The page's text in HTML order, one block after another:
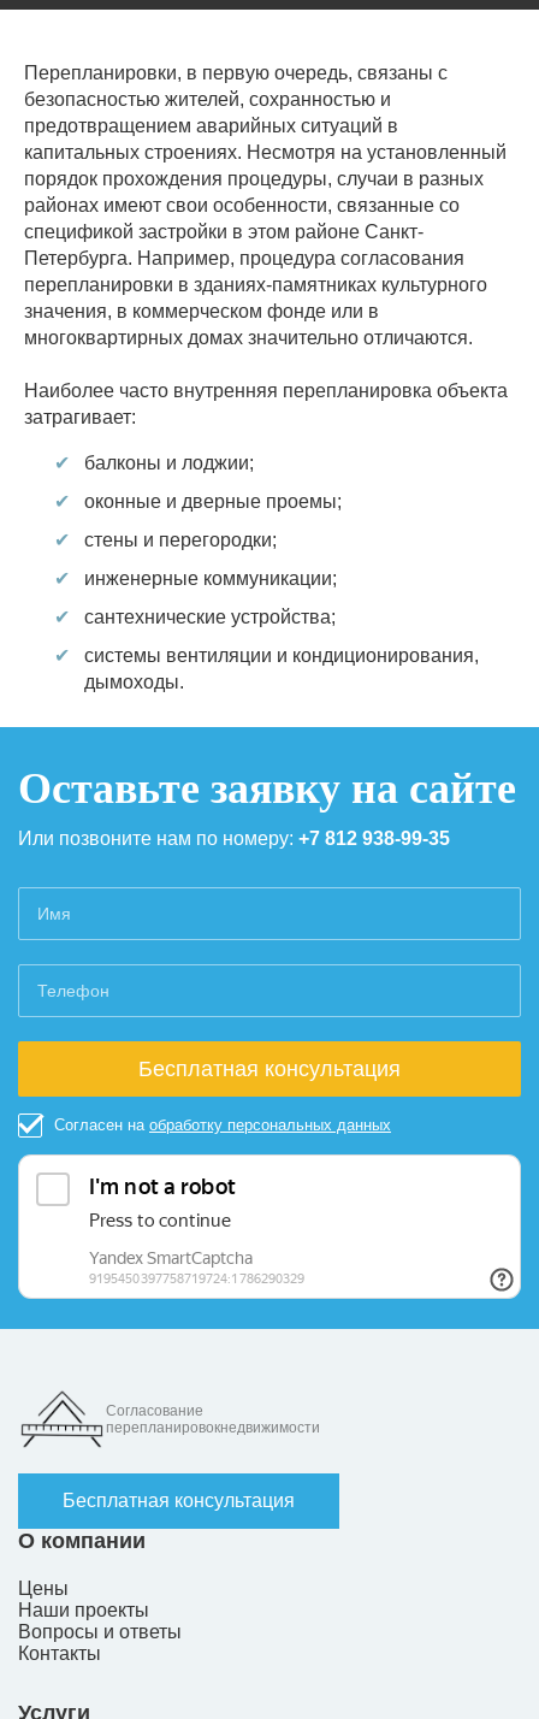
Перепланировки, в первую очередь, связаны с
безопасностью жителей, сохранностью и
предотвращением аварийных ситуаций в
капитальных строениях. Несмотря на установленный
порядок прохождения процедуры, случаи в разных
районах имеют свои особенности, связанные со
спецификой застройки в этом районе Санкт-
Петербурга. Например, процедура согласования
перепланировки в зданиях-памятниках культурного
значения, в коммерческом фонде или в
многоквартирных домах значительно отличаются.
Наиболее часто внутренняя перепланировка объекта
затрагивает:
балконы и лоджии;
оконные и дверные проемы;
стены и перегородки;
инженерные коммуникации;
сантехнические устройства;
системы вентиляции и кондиционирования,
дымоходы.
Оставьте заявку на сайте
Или позвоните нам по номеру: +7 812 938-99-35
Согласен на обработку персональных данных
Согласование
перепланировокнедвижимости
Бесплатная консультация
О компании
Цены
Наши проекты
Вопросы и ответы
Контакты
Услуги